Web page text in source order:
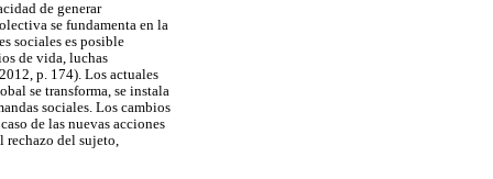
de generar
se fundamenta en la
sociales es posible
de vida, luchas
p. 174). Los actuales
se transforma, se instala
sociales. Los cambios
de las nuevas acciones
rechazo del sujeto,